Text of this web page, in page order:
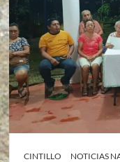
CINTILLO
NOTICIAS